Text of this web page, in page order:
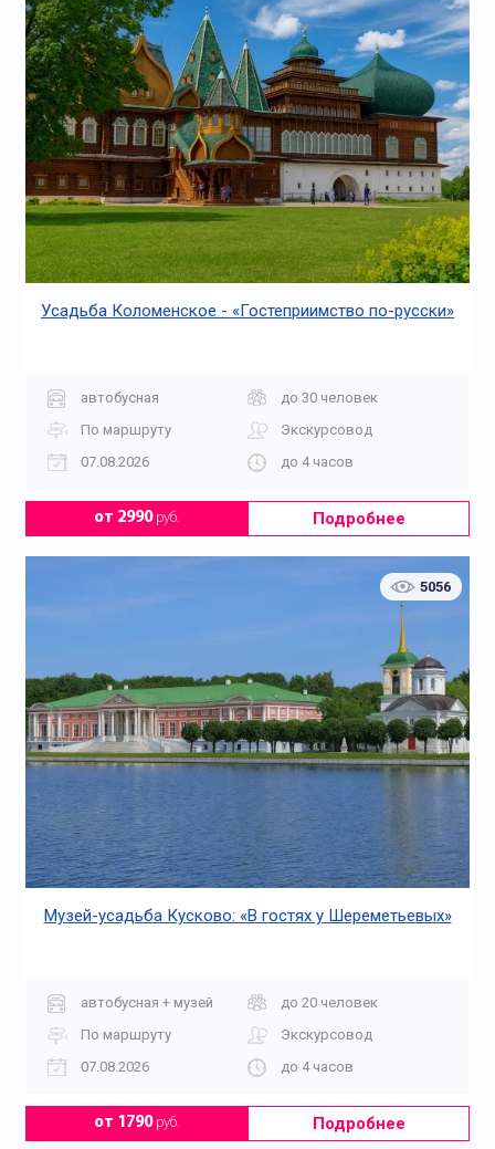
Усадьба Коломенское - «Гостеприимство по-русски»
автобусная
до 30 человек
По маршруту
Экскурсовод
07.08.2026
до 4 часов
от 2990руб. Подробнее
5056
Музей-усадьба Кусково: «В гостях у Шереметьевых»
автобусная + музей
до 20 человек
По маршруту
Экскурсовод
07.08.2026
до 4 часов
от 1790руб. Подробнее